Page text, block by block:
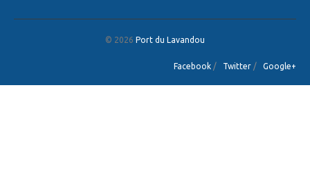
© 2026 Port du Lavandou
Facebook / Twitter / Google+